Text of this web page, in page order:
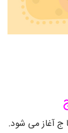
ج آغاز می شود.